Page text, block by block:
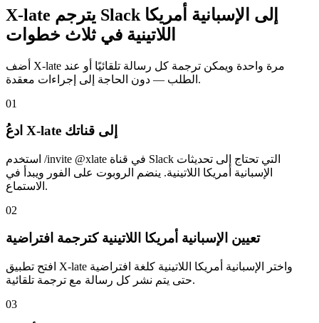
X-late يترجم Slack إلى الإسبانية أمريكا
اللاتينية في ثلاث خطوات
أضف X-late مرة واحدة ويمكن ترجمة كل رسالة تلقائيًا أو عند
الطلب — دون الحاجة إلى إجراءات معقدة.
01
ادعُ X-late إلى قناتك
استخدم /invite @xlate في قناة Slack التي تحتاج إلى تحديثات
الإسبانية أمريكا اللاتينية. ينضم الروبوت على الفور ويبدأ في
الاستماع.
02
تعيين الإسبانية أمريكا اللاتينية كترجمة افتراضية
افتح تطبيق X-late واختر الإسبانية أمريكا اللاتينية كلغة افتراضية
حتى يتم نشر كل رسالة مع ترجمة تلقائية.
03